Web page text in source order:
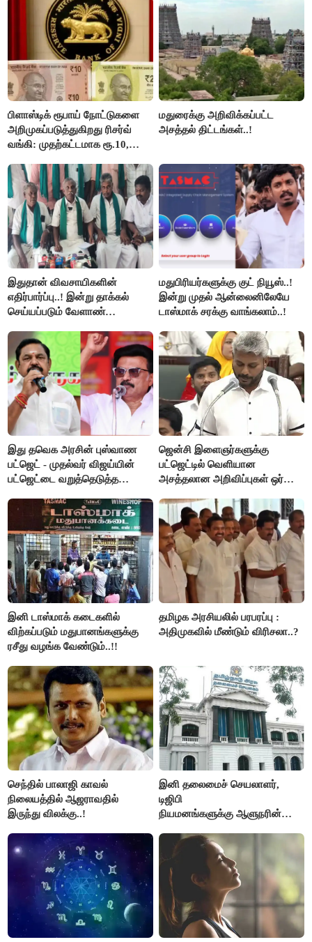
பிளாஸ்டிக் ரூபாய் நோட்டுகளை
அறிமுகப்படுத்துகிறது ரிசர்வ்
வங்கி: முதற்கட்டமாக ரூ.10,
மதுரைக்கு அறிவிக்கப்பட்ட
அசத்தல் திட்டங்கள்..!
இதுதான் விவசாயிகளின்
எதிர்பார்ப்பு..! இன்று தாக்கல்
செய்யப்படும் வேளாண்
கோரிக்கை!
மதுபிரியர்களுக்கு குட் நியூஸ்..!
இன்று முதல் ஆன்லைனிலேயே
டாஸ்மாக் சரக்கு வாங்கலாம்..!
இது தவெக அரசின் புஸ்வாண
பட்ஜெட் - முதல்வர் விஜய்யின்
பட்ஜெட்டை வறுத்தெடுத்த
ஜென்சி இளைஞர்களுக்கு
பட்ஜெட்டில் வெளியான
அசத்தலான அறிவிப்புகள் ஒர்
இனி டாஸ்மாக் கடைகளில்
விற்கப்படும் மதுபானங்களுக்கு
ரசீது வழங்க வேண்டும்..!!
தமிழக அரசியலில் பரபரப்பு :
அதிமுகவில் மீண்டும் விரிசலா..?
செந்தில் பாலாஜி காவல்
நிலையத்தில் ஆஜராவதில்
இருந்து விலக்கு..!
இனி தலைமைச் செயலாளர்,
டிஜிபி
நியமனங்களுக்கு ஆளுநரின்
தமிழ்நாடு அரசு அதிரடி..!